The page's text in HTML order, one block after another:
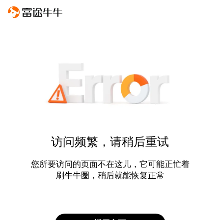
访问频繁，请稍后重试
您所要访问的页面不在这儿，它可能正忙着
刷牛牛圈，稍后就能恢复正常